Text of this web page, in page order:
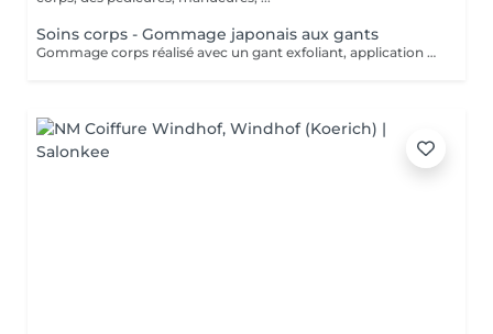
Soins corps - Gommage japonais aux gants
Gommage corps réalisé avec un gant exfoliant, application d'une huile hydratante idéale pour une peau douce, lisse. Nous vous prions de bien vouloir respecter votre rendez-vous. En prenant rendez-vous, vous occupez une place, dont une autre personne aurait éventuellement besoin. Tout rendez-vous non annulé 24h en avance, est susceptible d'être facturé. (Si vous ne pouvez pas vous présenter à votre RDV, proposez-le éventuellement à un proche ou à un ami) Toute l'équipe de Aromas Institut vous remercie pour votre respect et votre compréhension.